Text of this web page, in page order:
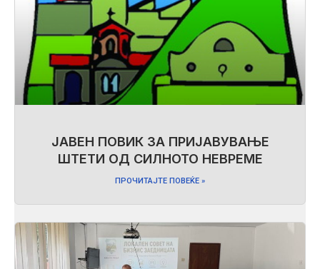
ЈАВЕН ПОВИК ЗА ПРИЈАВУВАЊЕ
ШТЕТИ ОД СИЛНОТО НЕВРЕМЕ
ПРОЧИТАЈТЕ ПОВЕЌЕ »